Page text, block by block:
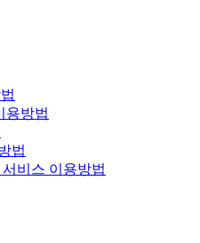
용방법
법
비스 이용방법